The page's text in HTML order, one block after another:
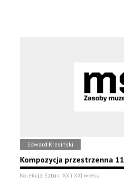
Edward Krasiński
Kompozycja przestrzenna 11
Kolekcja Sztuki XX i XXI wieku